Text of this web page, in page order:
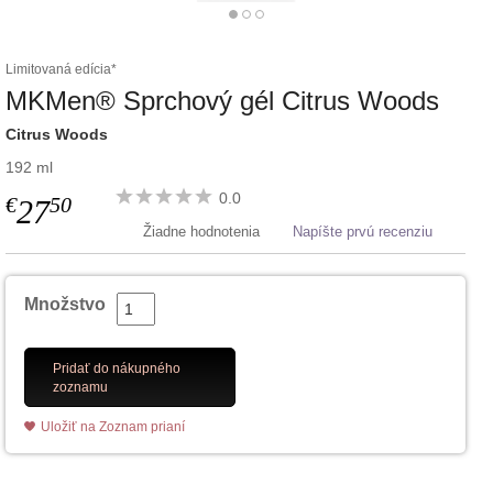
Limitovaná edícia*
MKMen® Sprchový gél Citrus Woods
Citrus Woods
192 ml
€2750 0.0
Žiadne hodnotenia Napíšte prvú recenziu
Množstvo
Pridať do nákupného
zoznamu
Uložiť na Zoznam prianí